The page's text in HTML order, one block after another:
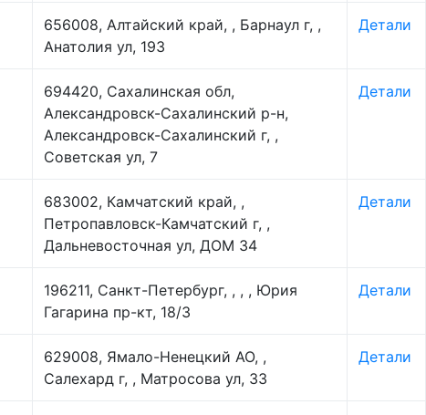
656008, Алтайский край, , Барнаул г, ,
Анатолия ул, 193
Детали
694420, Сахалинская обл,
Александровск-Сахалинский р-н,
Александровск-Сахалинский г, ,
Советская ул, 7
Детали
683002, Камчатский край, ,
Петропавловск-Камчатский г, ,
Дальневосточная ул, ДОМ 34
Детали
196211, Санкт-Петербург, , , , Юрия
Гагарина пр-кт, 18/3
Детали
629008, Ямало-Ненецкий АО, ,
Салехард г, , Матросова ул, 33
Детали